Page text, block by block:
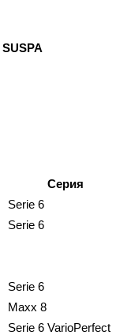
SUSPA
Серия
Serie 6
Serie 6
Serie 6
Maxx 8
Serie 6 VarioPerfect